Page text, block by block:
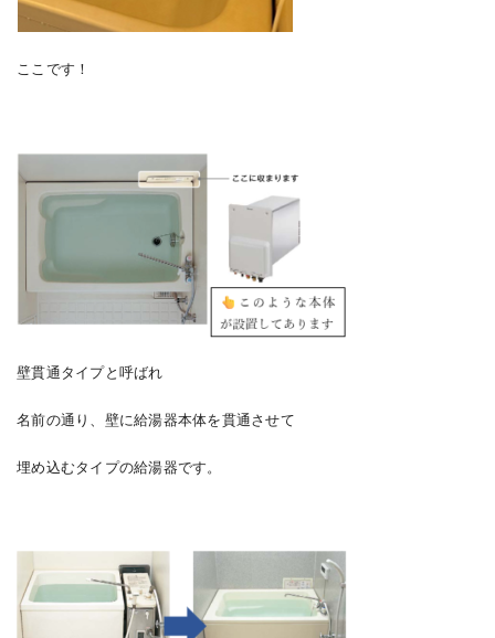
ここです！
壁貫通タイプと呼ばれ
名前の通り、壁に給湯器本体を貫通させて
埋め込むタイプの給湯器です。